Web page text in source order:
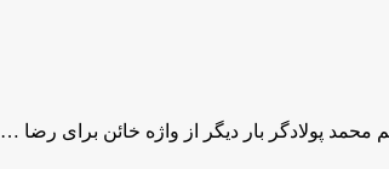
پولادگر بار دیگر از واژه خائن برای رضا …